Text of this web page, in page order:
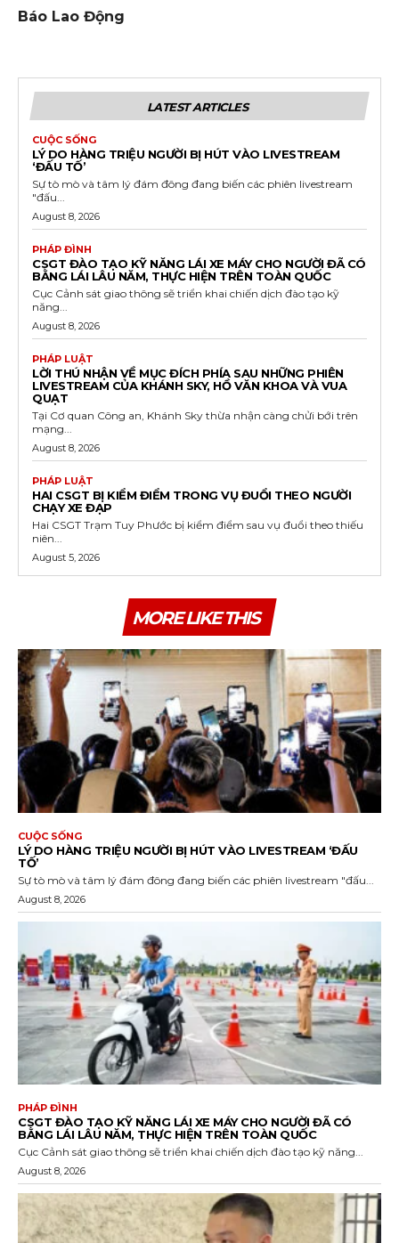
Báo Lao Động
LATEST ARTICLES
CUỘC SỐNG
LÝ DO HÀNG TRIỆU NGƯỜI BỊ HÚT VÀO LIVESTREAM
‘ĐẤU TỐ’
Sự tò mò và tâm lý đám đông đang biến các phiên livestream
"đấu...
August 8, 2026
PHÁP ĐÌNH
CSGT ĐÀO TẠO KỸ NĂNG LÁI XE MÁY CHO NGƯỜI ĐÃ CÓ
BẰNG LÁI LÂU NĂM, THỰC HIỆN TRÊN TOÀN QUỐC
Cục Cảnh sát giao thông sẽ triển khai chiến dịch đào tạo kỹ
năng...
August 8, 2026
PHÁP LUẬT
LỜI THÚ NHẬN VỀ MỤC ĐÍCH PHÍA SAU NHỮNG PHIÊN
LIVESTREAM CỦA KHÁNH SKY, HỒ VĂN KHOA VÀ VUA
QUẠT
Tại Cơ quan Công an, Khánh Sky thừa nhận càng chửi bới trên
mạng...
August 8, 2026
PHÁP LUẬT
HAI CSGT BỊ KIỂM ĐIỂM TRONG VỤ ĐUỔI THEO NGƯỜI
CHẠY XE ĐẠP
Hai CSGT Trạm Tuy Phước bị kiểm điểm sau vụ đuổi theo thiếu
niên...
August 5, 2026
MORE LIKE THIS
CUỘC SỐNG
LÝ DO HÀNG TRIỆU NGƯỜI BỊ HÚT VÀO LIVESTREAM ‘ĐẤU
TỐ’
Sự tò mò và tâm lý đám đông đang biến các phiên livestream "đấu...
August 8, 2026
PHÁP ĐÌNH
CSGT ĐÀO TẠO KỸ NĂNG LÁI XE MÁY CHO NGƯỜI ĐÃ CÓ
BẰNG LÁI LÂU NĂM, THỰC HIỆN TRÊN TOÀN QUỐC
Cục Cảnh sát giao thông sẽ triển khai chiến dịch đào tạo kỹ năng...
August 8, 2026